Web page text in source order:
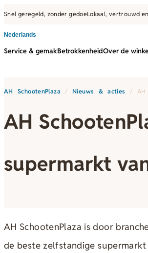
Snel geregeld, zonder gedoeLokaal, vertrouwd
Nederlands
Service & gemakBetrokkenheidOver de
AH SchootenPlaza / Nieuws & acties /
AH
supermarkt
AH SchootenPlaza is door
de beste zelfstandige